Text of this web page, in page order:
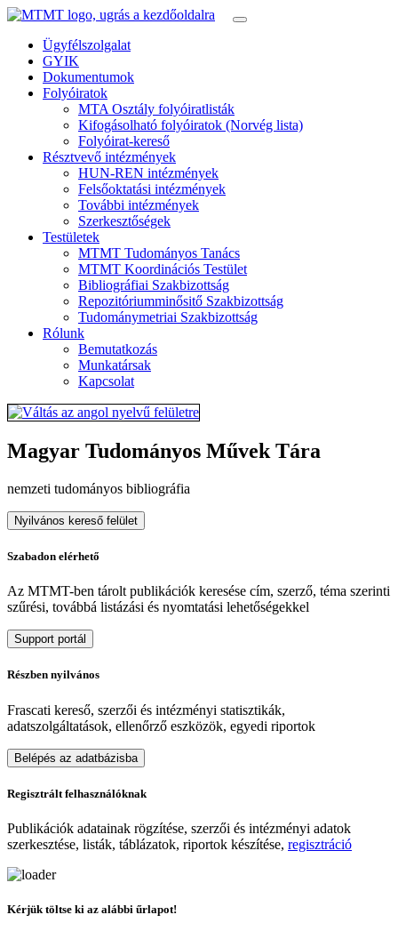
Ügyfélszolgalat
GYIK
Dokumentumok
Folyóiratok
MTA Osztály folyóiratlisták
Kifogásolható folyóiratok (Norvég lista)
Folyóirat-kereső
Résztvevő intézmények
HUN-REN intézmények
Felsőoktatási intézmények
További intézmények
Szerkesztőségek
Testületek
MTMT Tudományos Tanács
MTMT Koordinációs Testület
Bibliográfiai Szakbizottság
Repozitóriumminősitő Szakbizottság
Tudománymetriai Szakbizottság
Rólunk
Bemutatkozás
Munkatársak
Kapcsolat
Magyar Tudományos Művek Tára
nemzeti tudományos bibliográfia
Nyilvános kereső felület
Szabadon elérhető
Az MTMT-ben tárolt publikációk keresése cím, szerző, téma szerinti
szűrési, továbbá listázási és nyomtatási lehetőségekkel
Support portál
Részben nyilvános
Frascati kereső, szerzői és intézményi statisztikák,
adatszolgáltatások, ellenőrző eszközök, egyedi riportok
Belépés az adatbázisba
Regisztrált felhasználóknak
Publikációk adatainak rögzítése, szerzői és intézményi adatok
szerkesztése, listák, táblázatok, riportok készítése, regisztráció
Kérjük töltse ki az alábbi űrlapot!